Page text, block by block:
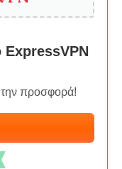
ExpressVPN
την προσφορά!